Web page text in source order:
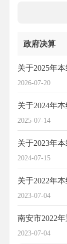
政府决算
2026-07-20
关于2025年
2025-07-14
关于2024年
2024-07-15
关于2023年
2023-07-04
关于2022年
2023-07-04
南安市2022